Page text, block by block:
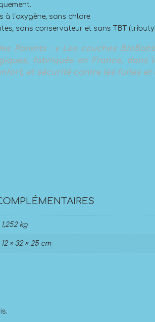
à l’oxygène, sans chlore.
sans conservateur et sans TBT
Parents : « Les couches
fabriqués en France, dans
et sécurité contre les fuites et
1,252 kg
12 × 32 × 25 cm